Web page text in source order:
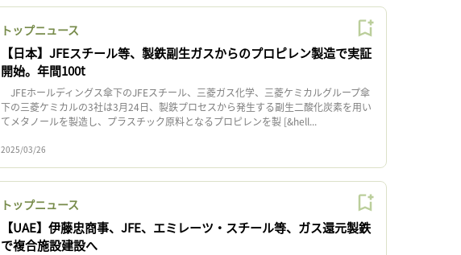
トップニュース
【日本】JFEスチール等、製鉄副生ガスからのプロピレン製造で実証
開始。年間100t
JFEホールディングス傘下のJFEスチール、三菱ガス化学、三菱ケミカルグループ傘
下の三菱ケミカルの3社は3月24日、製鉄プロセスから発生する副生二酸化炭素を用い
てメタノールを製造し、プラスチック原料となるプロピレンを製 [&hell...
2025/03/26
トップニュース
【UAE】伊藤忠商事、JFE、エミレーツ・スチール等、ガス還元製鉄
で複合施設建設へ